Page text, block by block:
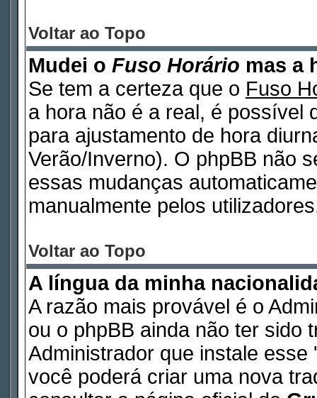
Voltar ao Topo
Mudei o Fuso Horário mas a
Se tem a certeza que o Fuso
a hora não é a real, é possível
para ajustamento de hora
Verão/Inverno). O phpBB não
essas mudanças
manualmente pelos
Voltar ao Topo
A língua da minha
A razão mais provável é o
ou o phpBB ainda não ter sido
Administrador que instale
você poderá criar uma nova